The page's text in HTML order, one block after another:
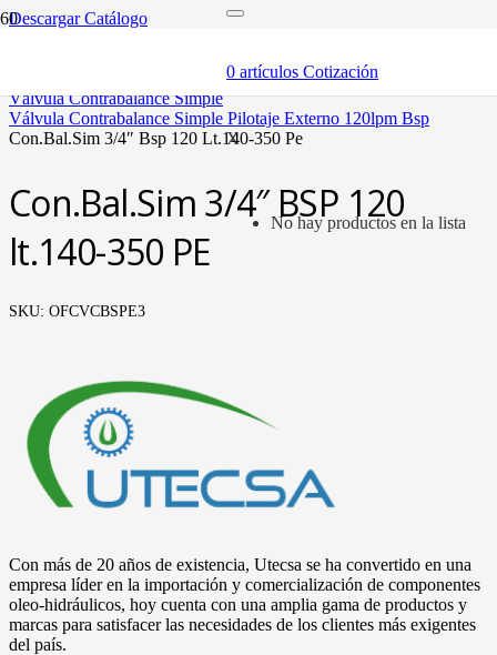
0 artículos Cotización
X
No hay productos en la lista
Descargar Catálogo
válvula contrabalance simple
válvula contrabalance simple pilotaje externo 120lpm bsp
con.bal.sim 3/4″ bsp 120 lt.140-350 pe
Con.Bal.Sim 3/4″ BSP 120
lt.140-350 PE
SKU: OFCVCBSPE3
Con más de 20 años de existencia, Utecsa se ha convertido en una
empresa líder en la importación y comercialización de componentes
oleo-hidráulicos, hoy cuenta con una amplia gama de productos y
marcas para satisfacer las necesidades de los clientes más exigentes
del país.